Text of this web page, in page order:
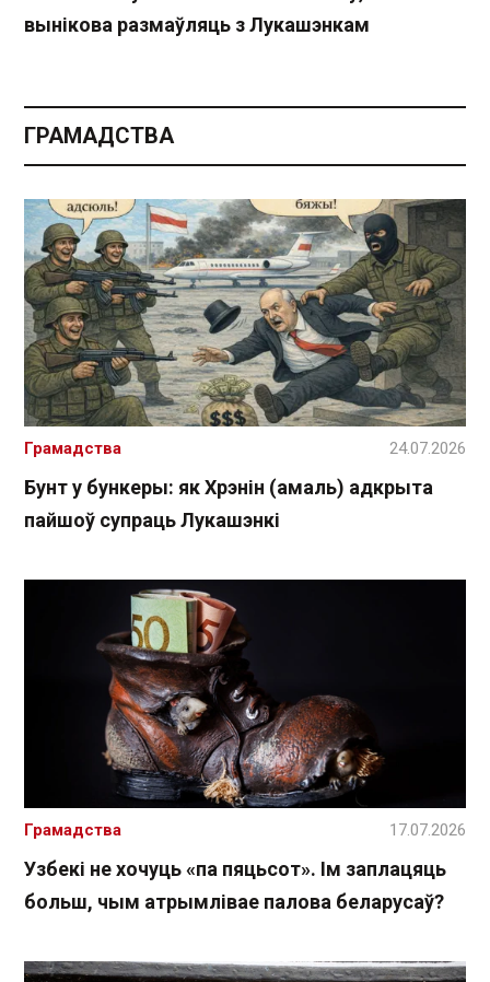
вынікова размаўляць з Лукашэнкам
ГРАМАДСТВА
Бунт у бункеры: як Хрэнін (амаль) адкрыта
пайшоў супраць Лукашэнкі
Грамадства 24.07.2026
Узбекі не хочуць «па пяцьсот». Ім заплацяць
больш, чым атрымлівае палова беларусаў?
Грамадства 17.07.2026